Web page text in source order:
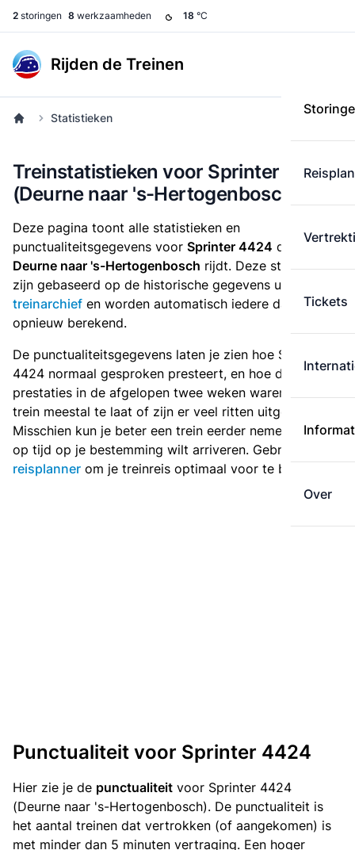
2 storingen 8 werkzaamheden 18 °C
Rijden de Treinen
Tickets
Over
Statistieken
Treinstatistieken voor Sprinter 4424
(Deurne naar 's-Hertogenbosch)
Deze pagina toont alle statistieken en
punctualiteitsgegevens voor Sprinter 4424 die
van
Deurne naar 's-Hertogenbosch rijdt. Deze statistieken
zijn gebaseerd op de historische gegevens uit het
treinarchief en worden automatisch iedere dag
opnieuw berekend.
De punctualiteitsgegevens laten je zien hoe Sprinter
4424 normaal gesproken presteert, en hoe de
prestaties in de afgelopen twee weken waren. Is deze
trein meestal te laat of zijn er veel ritten uitgevallen?
Misschien kun je beter een trein eerder nemen als je
op tijd op je bestemming wilt arriveren. Gebruik de
reisplanner om je treinreis optimaal voor te bereiden.
Punctualiteit voor Sprinter 4424
Hier zie je de punctualiteit voor Sprinter 4424
(Deurne naar 's-Hertogenbosch). De punctualiteit is
het aantal treinen dat vertrokken (of aangekomen) is
met minder dan 5 minuten vertraging. Een hoger